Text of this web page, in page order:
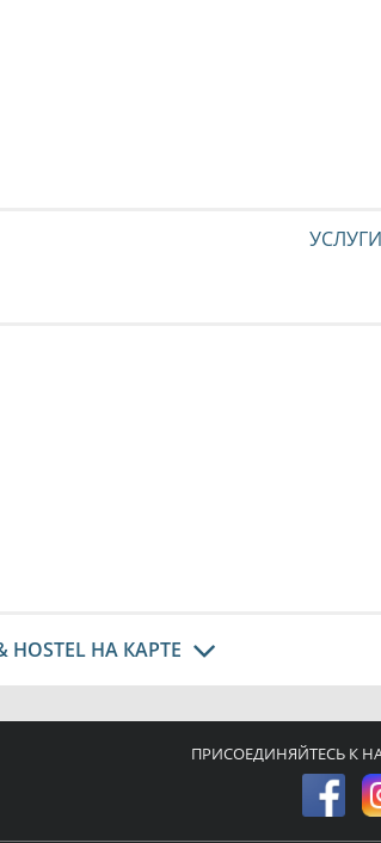
HOSTEL НА КАРТЕ
ПРИСОЕДИНЯЙТЕСЬ К